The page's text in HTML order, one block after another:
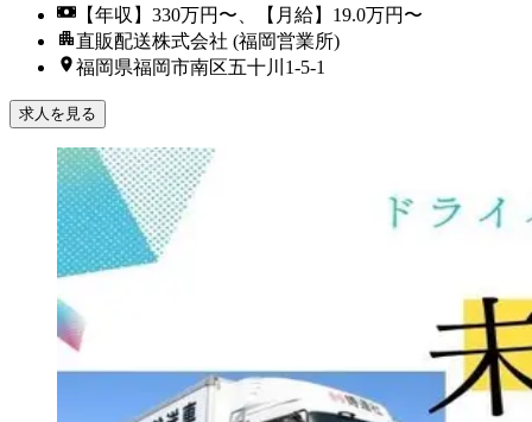
【年収】330万円〜、【月給】19.0万円〜
直販配送株式会社 (福岡営業所)
福岡県福岡市南区五十川1-5-1
求人を見る